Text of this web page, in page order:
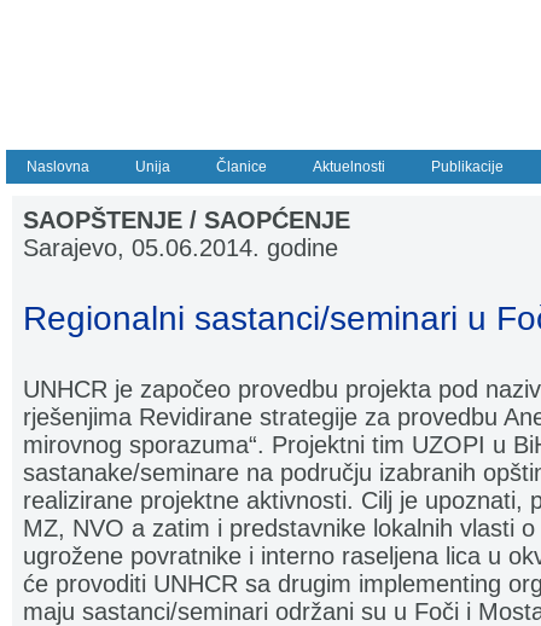
Naslovna Unija Članice Aktuelnosti Publikacije
SAOPŠTENJE / SAOPĆENJE
Sarajevo, 05.06.2014. godine
Regionalni sastanci/seminari u
UNHCR je započeo provedbu projekta pod
rješenjima Revidirane strategije za provedbu
mirovnog sporazuma“. Projektni tim UZOPI u
sastanake/seminare na području izabranih
realizirane projektne aktivnosti. Cilj je upoznati,
MZ, NVO a zatim i predstavnike lokalnih vlasti
ugrožene povratnike i interno raseljena lica u
će provoditi UNHCR sa drugim implementing
maju sastanci/seminari održani su u Foči i